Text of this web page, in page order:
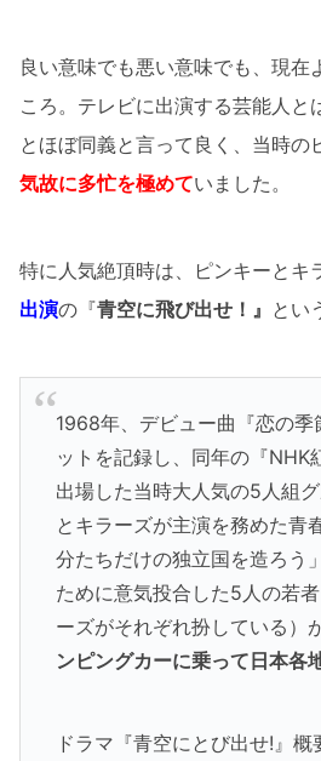
良い意味でも悪い意味でも、現在
ころ。テレビに出演する芸能人と
とほぼ同義と言って良く、当時の
気故に多忙を極めていました。
特に人気絶頂時は、ピンキーとキ
出演の『青空に飛び出せ！』 とい
1968年、デビュー曲『恋の季
ットを記録し、同年の『NHK
出場した当時大人気の5人組
とキラーズが主演を務めた青
分たちだけの独立国を造ろう
ために意気投合した5人の若
ーズがそれぞれ扮している）が
ンピングカーに乗って日本各
ドラマ『青空にとび出せ!』